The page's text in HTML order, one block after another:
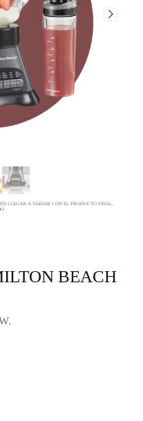
LLEGAR A VARIAR CON EL PRODUCTO FINAL,
BEACH